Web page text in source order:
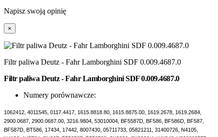
Napisz swoją opinię
×
Filtr paliwa Deutz - Fahr Lamborghini SDF 0.009.4687.0
Filtr paliwa Deutz - Fahr Lamborghini SDF 0.009.4687.0
Numery porównawcze:
1062412, 4011545, 0117.4417, 1615.8818.80, 1615.8875.00, 1619.2678, 1619.2684,
2900.0687, 2900.0687.00, 3216.9804, 53010004, BF5587D, BF586, BF586D, BF587,
BF587D, BT586, 17434, 17442, 8007430, 05711733, 05821211, 31400726, N4105,